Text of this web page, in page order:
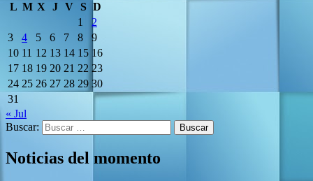
L M X J V S D
1
2
3
4 5 6 7 8
9
10 11 12 13 14 15 16
17 18 19 20 21 22 23
24 25 26 27 28 29 30
31
« Jul
Buscar:
Noticias del momento